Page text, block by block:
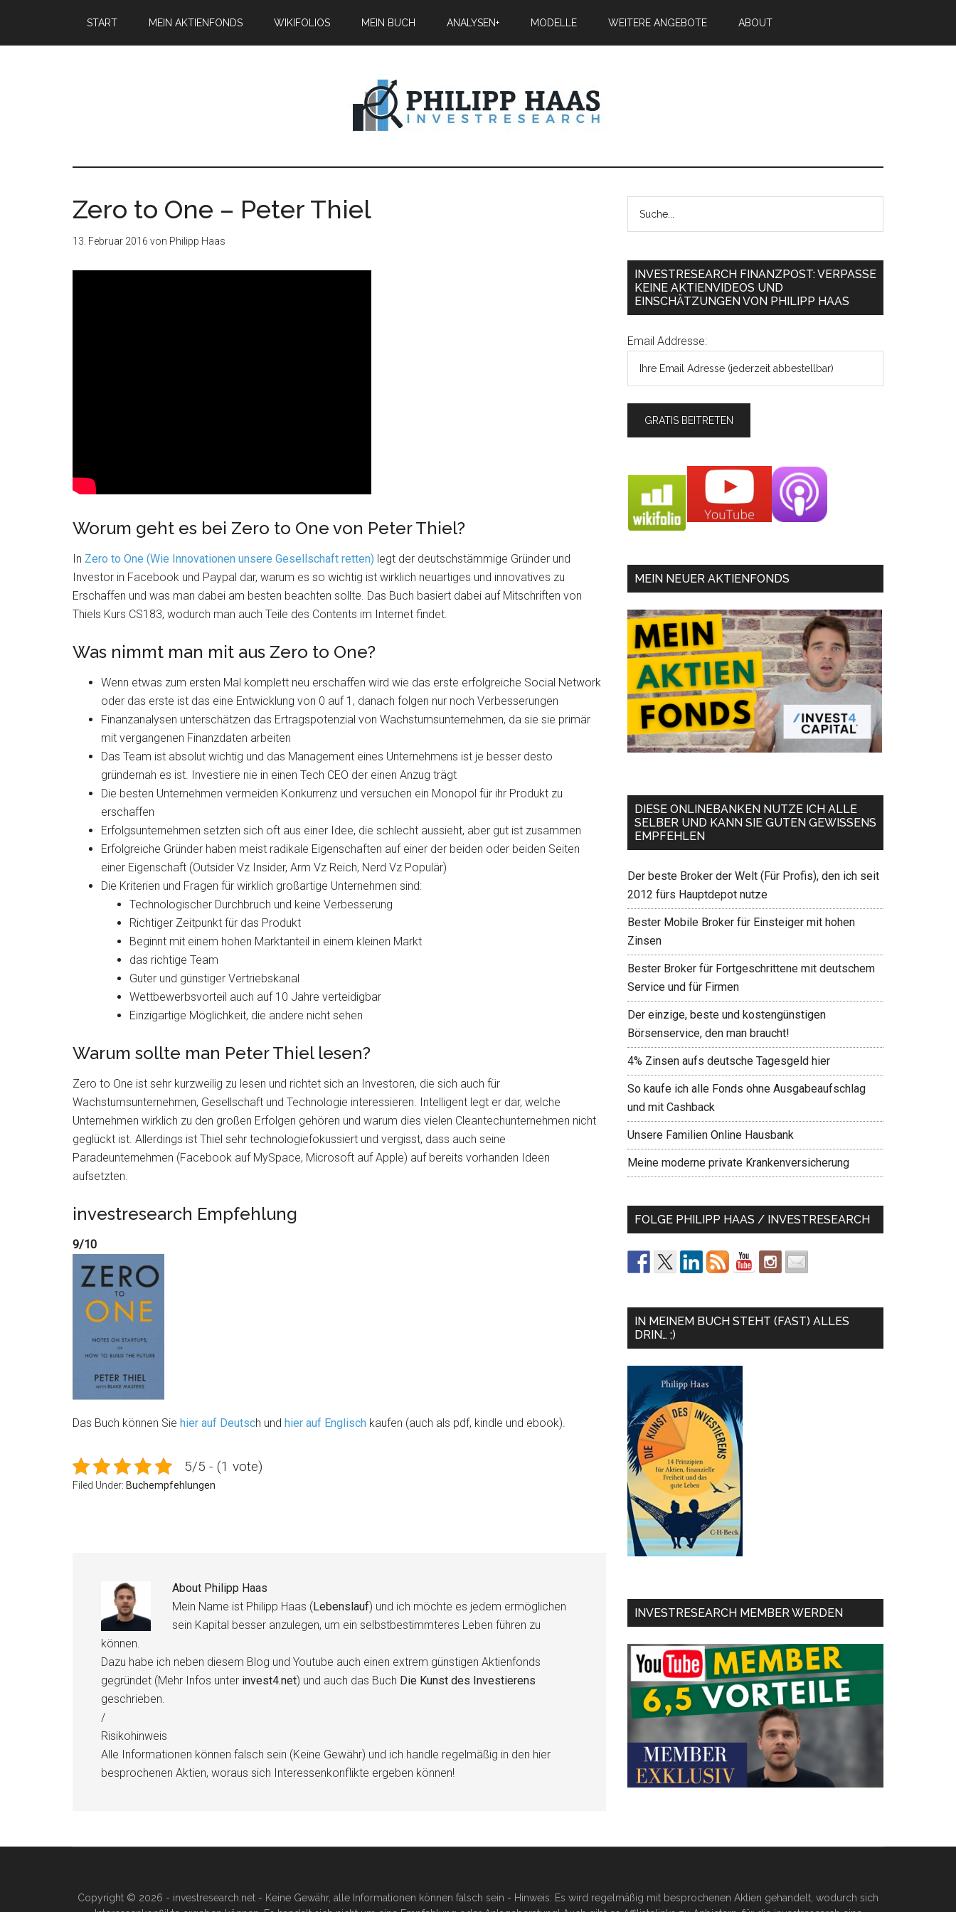
START MEIN AKTIENFONDS WIKIFOLIOS MEIN BUCH ANALYSEN+ MODELLE WEITERE ANGEBOTE ABOUT
Zero to One – Peter Thiel
13. Februar 2016 von Philipp Haas
Worum geht es bei Zero to One von Peter Thiel?
In Zero to One (Wie Innovationen unsere Gesellschaft retten) legt der deutschstämmige Gründer und
Investor in Facebook und Paypal dar, warum es so wichtig ist wirklich neuartiges und innovatives zu
Erschaffen und was man dabei am besten beachten sollte. Das Buch basiert dabei auf Mitschriften von
Thiels Kurs CS183, wodurch man auch Teile des Contents im Internet findet.
Was nimmt man mit aus Zero to One?
Wenn etwas zum ersten Mal komplett neu erschaffen wird wie das erste erfolgreiche Social Network
oder das erste ist das eine Entwicklung von 0 auf 1, danach folgen nur noch Verbesserungen
Finanzanalysen unterschätzen das Ertragspotenzial von Wachstumsunternehmen, da sie sie primär
mit vergangenen Finanzdaten arbeiten
Das Team ist absolut wichtig und das Management eines Unternehmens ist je besser desto
gründernah es ist. Investiere nie in einen Tech CEO der einen Anzug trägt
Die besten Unternehmen vermeiden Konkurrenz und versuchen ein Monopol für ihr Produkt zu
erschaffen
Erfolgsunternehmen setzten sich oft aus einer Idee, die schlecht aussieht, aber gut ist zusammen
Erfolgreiche Gründer haben meist radikale Eigenschaften auf einer der beiden oder beiden Seiten
einer Eigenschaft (Outsider Vz Insider, Arm Vz Reich, Nerd Vz Populär)
Die Kriterien und Fragen für wirklich großartige Unternehmen sind:
Technologischer Durchbruch und keine Verbesserung
Richtiger Zeitpunkt für das Produkt
Beginnt mit einem hohen Marktanteil in einem kleinen Markt
das richtige Team
Guter und günstiger Vertriebskanal
Wettbewerbsvorteil auch auf 10 Jahre verteidigbar
Einzigartige Möglichkeit, die andere nicht sehen
Warum sollte man Peter Thiel lesen?
Zero to One ist sehr kurzweilig zu lesen und richtet sich an Investoren, die sich auch für
Wachstumsunternehmen, Gesellschaft und Technologie interessieren. Intelligent legt er dar, welche
Unternehmen wirklich zu den großen Erfolgen gehören und warum dies vielen Cleantechunternehmen nicht
geglückt ist. Allerdings ist Thiel sehr technologiefokussiert und vergisst, dass auch seine
Paradeunternehmen (Facebook auf MySpace, Microsoft auf Apple) auf bereits vorhanden Ideen
aufsetzten.
investresearch Empfehlung
9/10
Das Buch können Sie hier auf Deutsch und hier auf Englisch kaufen (auch als pdf, kindle und ebook).
5/5 - (1 vote)
Filed Under: Buchempfehlungen
About Philipp Haas
Mein Name ist Philipp Haas (Lebenslauf) und ich möchte es jedem ermöglichen
sein Kapital besser anzulegen, um ein selbstbestimmteres Leben führen zu
können.
Dazu habe ich neben diesem Blog und Youtube auch einen extrem günstigen Aktienfonds
gegründet (Mehr Infos unter invest4.net) und auch das Buch Die Kunst des Investierens
geschrieben.
/
Risikohinweis
Alle Informationen können falsch sein (Keine Gewähr) und ich handle regelmäßig in den hier
besprochenen Aktien, woraus sich Interessenkonflikte ergeben können!
INVESTRESEARCH FINANZPOST: VERPASSE
KEINE AKTIENVIDEOS UND
EINSCHÄTZUNGEN VON PHILIPP HAAS
Email Addresse:
MEIN NEUER AKTIENFONDS
DIESE ONLINEBANKEN NUTZE ICH ALLE
SELBER UND KANN SIE GUTEN GEWISSENS
EMPFEHLEN
Der beste Broker der Welt (Für Profis), den ich seit
2012 fürs Hauptdepot nutze
Bester Mobile Broker für Einsteiger mit hohen
Zinsen
Bester Broker für Fortgeschrittene mit deutschem
Service und für Firmen
Der einzige, beste und kostengünstigen
Börsenservice, den man braucht!
4% Zinsen aufs deutsche Tagesgeld hier
So kaufe ich alle Fonds ohne Ausgabeaufschlag
und mit Cashback
Unsere Familien Online Hausbank
Meine moderne private Krankenversicherung
FOLGE PHILIPP HAAS / INVESTRESEARCH
IN MEINEM BUCH STEHT (FAST) ALLES
DRIN… ;)
INVESTRESEARCH MEMBER WERDEN
Copyright © 2026 - investresearch.net - Keine Gewähr, alle Informationen können falsch sein - Hinweis: Es wird regelmäßig mit besprochenen Aktien gehandelt, wodurch sich